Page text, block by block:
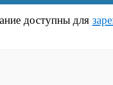
доступны для